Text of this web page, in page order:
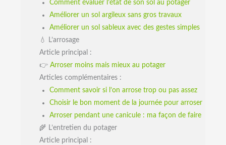
Comment évaluer l’état de son sol au potager
Améliorer un sol argileux sans gros travaux
Améliorer un sol sableux avec des gestes simples
💧 L’arrosage
Article principal :
👉Arroser moins mais mieux au potager
Articles complémentaires :
Comment savoir si l’on arrose trop ou pas assez
Choisir le bon moment de la journée pour arroser
Arroser pendant une canicule : ma façon de faire
🌾 L’entretien du potager
Article principal :